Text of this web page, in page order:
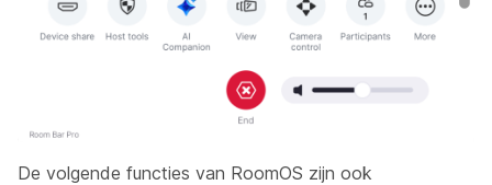
De volgende functies van RoomOS zijn ook